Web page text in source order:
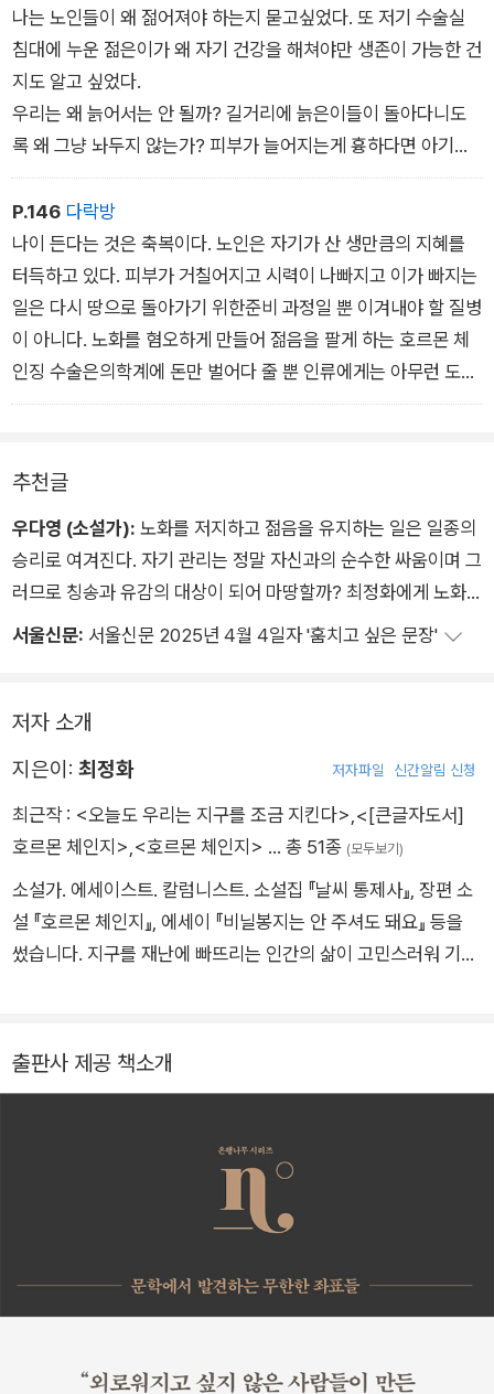
수술을 받지 못한 노인들은 선글라스를 쓰거나 모자를 깊이 눌러
쓰고 최대한 얼굴을 가린 채 해가 지고 난 뒤 돌아다니는 쪽을 택
했다. 사람들의 혐오스런 눈빛을 견딜 자신이 없는 것이다. 다들
젊음을 유지하는 데 혈안이 되어 실은 죽기 전에 모두 노인이 될
필요가 있다는 사실을 잊은 셈이다.
나는 노인들이 왜 젊어져야 하는지 묻고싶었다. 또 저기 수술실
침대에 누운 젊은이가 왜 자기 건강을 해쳐야만 생존이 가능한 건
지도 알고 싶었다.
우리는 왜 늙어서는 안 될까? 길거리에 늙은이들이 돌아다니도
록 왜 그냥 놔두지 않는가? 피부가 늘어지는게 흉하다면 아기에
게 근육이 없는 것 또한 괴이해 보여야 마땅한 일이 아닐까? 전염
되지도 않는 검버섯을 누구를 위해 제거해야 하느냔 말이다. 나는
그렇게 소리치고 싶었지만 그래봤자 미치광이 취급만 받을 뿐이
라는 것 또한 잘 알고 있었다.
P.146 다락방
나이 든다는 것은 축복이다. 노인은 자기가 산 생만큼의 지혜를
터득하고 있다. 피부가 거칠어지고 시력이 나빠지고 이가 빠지는
일은 다시 땅으로 돌아가기 위한준비 과정일 뿐 이겨내야 할 질병
이 아니다. 노화를 혐오하게 만들어 젊음을 팔게 하는 호르몬 체
인징 수술은의학계에 돈만 벌어다 줄 뿐 인류에게는 아무런 도움
이 되지 못한다. 도움은 커녕 제 삶을 살아야 할 젊은이들의 생을
호르몬 체인징 수술로 인해 나는어머니를 잃었다.
추천글
우다영 (소설가): 노화를 저지하고 젊음을 유지하는 일은 일종의
승리로 여겨진다. 자기 관리는 정말 자신과의 순수한 싸움이며 그
러므로 칭송과 유감의 대상이 되어 마땅할까? 최정화에게 노화
는 개인적인 문제가 아닌 사회적인 문제다. 외로워지고 싶지 않은
락하는 것들, “무시무시한 편안함”이 당신 앞으로 배송되었을 때
기에 있다.
서울신문: 서울신문 2025년 4월 4일자 '훔치고 싶은 문장'
저자 소개
지은이: 최정화 저자파일 신간알림 신청
최근작 : <오늘도 우리는 지구를 조금 지킨다>,<[큰글자도서]
호르몬 체인지>,<호르몬 체인지> … 총 51종 (모두보기)
소설가. 에세이스트. 칼럼니스트. 소설집 『날씨 통제사』, 장편 소
설 『호르몬 체인지』, 에세이 『비닐봉지는 안 주셔도 돼요』 등을
썼습니다. 지구를 재난에 빠뜨리는 인간의 삶이 고민스러워 기후
출판사 제공 책소개